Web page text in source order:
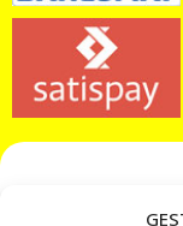
349 3863811